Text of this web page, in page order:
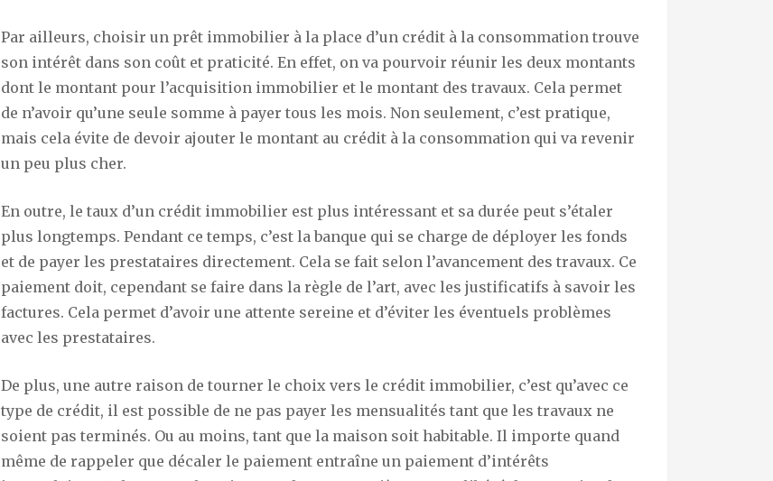
Par ailleurs, choisir un prêt immobilier à la place d’un crédit à la consommation trouve
son intérêt dans son coût et praticité. En effet, on va pourvoir réunir les deux montants
dont le montant pour l’acquisition immobilier et le montant des travaux. Cela permet
de n’avoir qu’une seule somme à payer tous les mois. Non seulement, c’est pratique,
mais cela évite de devoir ajouter le montant au crédit à la consommation qui va revenir
un peu plus cher.
En outre, le taux d’un crédit immobilier est plus intéressant et sa durée peut s’étaler
plus longtemps. Pendant ce temps, c’est la banque qui se charge de déployer les fonds
et de payer les prestataires directement. Cela se fait selon l’avancement des travaux. Ce
paiement doit, cependant se faire dans la règle de l’art, avec les justificatifs à savoir les
factures. Cela permet d’avoir une attente sereine et d’éviter les éventuels problèmes
avec les prestataires.
De plus, une autre raison de tourner le choix vers le crédit immobilier, c’est qu’avec ce
type de crédit, il est possible de ne pas payer les mensualités tant que les travaux ne
soient pas terminés. Ou au moins, tant que la maison soit habitable. Il importe quand
même de rappeler que décaler le paiement entraîne un paiement d’intérêts